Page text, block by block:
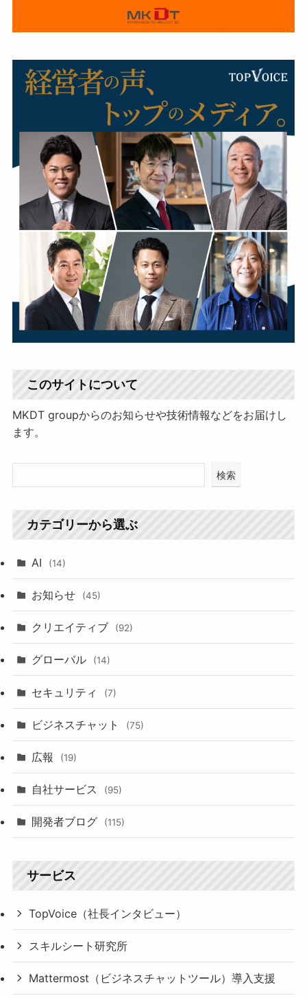
このサイトについて
MKDT groupからのお知らせや技術情報などをお届けし
ます。
検索
カテゴリーから選ぶ
AI (14)
お知らせ (45)
クリエイティブ (92)
グローバル (14)
セキュリティ (7)
ビジネスチャット (75)
広報 (19)
自社サービス (95)
開発者ブログ (115)
サービス
TopVoice（社長インタビュー）
スキルシート研究所
Mattermost（ビジネスチャットツール）導入支援